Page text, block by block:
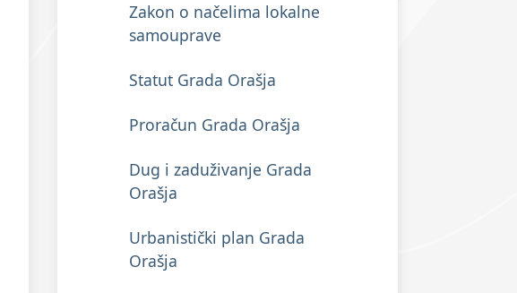
Zakon o načelima lokalne
samouprave
Statut Grada Orašja
Proračun Grada Orašja
Dug i zaduživanje Grada
Orašja
Urbanistički plan Grada
Orašja